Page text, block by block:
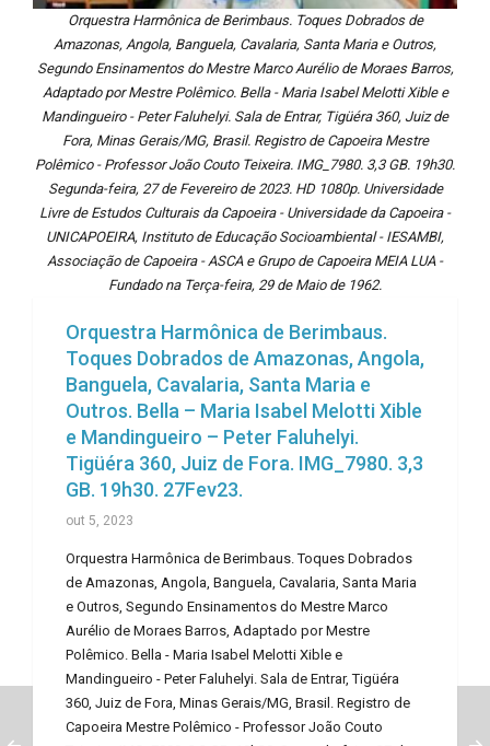
Orquestra Harmônica de Berimbaus. Toques Dobrados de
Amazonas, Angola, Banguela, Cavalaria, Santa Maria e Outros,
Segundo Ensinamentos do Mestre Marco Aurélio de Moraes Barros,
Adaptado por Mestre Polêmico. Bella - Maria Isabel Melotti Xible e
Mandingueiro - Peter Faluhelyi. Sala de Entrar, Tigüéra 360, Juiz de
Fora, Minas Gerais/MG, Brasil. Registro de Capoeira Mestre
Polêmico - Professor João Couto Teixeira. IMG_7980. 3,3 GB. 19h30.
Segunda-feira, 27 de Fevereiro de 2023. HD 1080p. Universidade
Livre de Estudos Culturais da Capoeira - Universidade da Capoeira -
UNICAPOEIRA, Instituto de Educação Socioambiental - IESAMBI,
Associação de Capoeira - ASCA e Grupo de Capoeira MEIA LUA -
Fundado na Terça-feira, 29 de Maio de 1962.
Orquestra Harmônica de Berimbaus.
Toques Dobrados de Amazonas, Angola,
Banguela, Cavalaria, Santa Maria e
Outros. Bella – Maria Isabel Melotti Xible
e Mandingueiro – Peter Faluhelyi.
Tigüéra 360, Juiz de Fora. IMG_7980. 3,3
GB. 19h30. 27Fev23.
out 5, 2023
Orquestra Harmônica de Berimbaus. Toques Dobrados
de Amazonas, Angola, Banguela, Cavalaria, Santa Maria
e Outros, Segundo Ensinamentos do Mestre Marco
Aurélio de Moraes Barros, Adaptado por Mestre
Polêmico. Bella - Maria Isabel Melotti Xible e
Mandingueiro - Peter Faluhelyi. Sala de Entrar, Tigüéra
360, Juiz de Fora, Minas Gerais/MG, Brasil. Registro de
Capoeira Mestre Polêmico - Professor João Couto